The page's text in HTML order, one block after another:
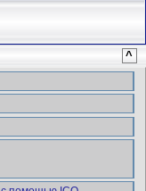
^